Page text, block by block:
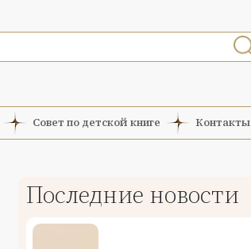
Совет по детской книге Контакты
Последние новости